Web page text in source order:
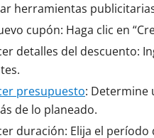
herramientas
cupón: Haga clic en
detalles del descuento:
presupuesto: Determine
de lo planeado.
duración: Elija el